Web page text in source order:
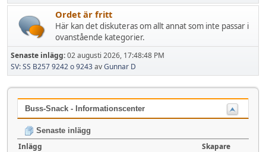
Ordet är fritt
Här kan det diskuteras om allt annat som inte passar i
ovanstående kategorier.
Senaste inlägg:02 augusti 2026, 17:48:48 PM
SV: SS B257 9242 o 9243avGunnar D
Buss-Snack - Informationscenter
Senaste inlägg
Inlägg
Skapare